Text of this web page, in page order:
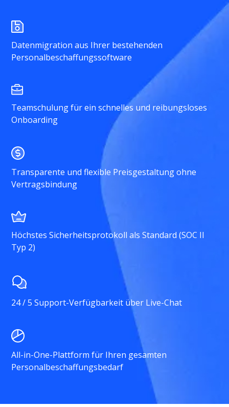
Datenmigration aus Ihrer bestehenden
Personalbeschaffungssoftware
Teamschulung für ein schnelles und reibungsloses
Onboarding
Transparente und flexible Preisgestaltung ohne
Vertragsbindung
Höchstes Sicherheitsprotokoll als Standard (SOC II
Typ 2)
24 / 5 Support-Verfügbarkeit über Live-Chat
All-in-One-Plattform für Ihren gesamten
Personalbeschaffungsbedarf